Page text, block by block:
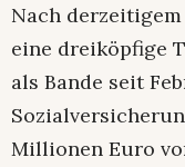
Nach
eine dreiköpfige
als Bande seit
Millionen Euro